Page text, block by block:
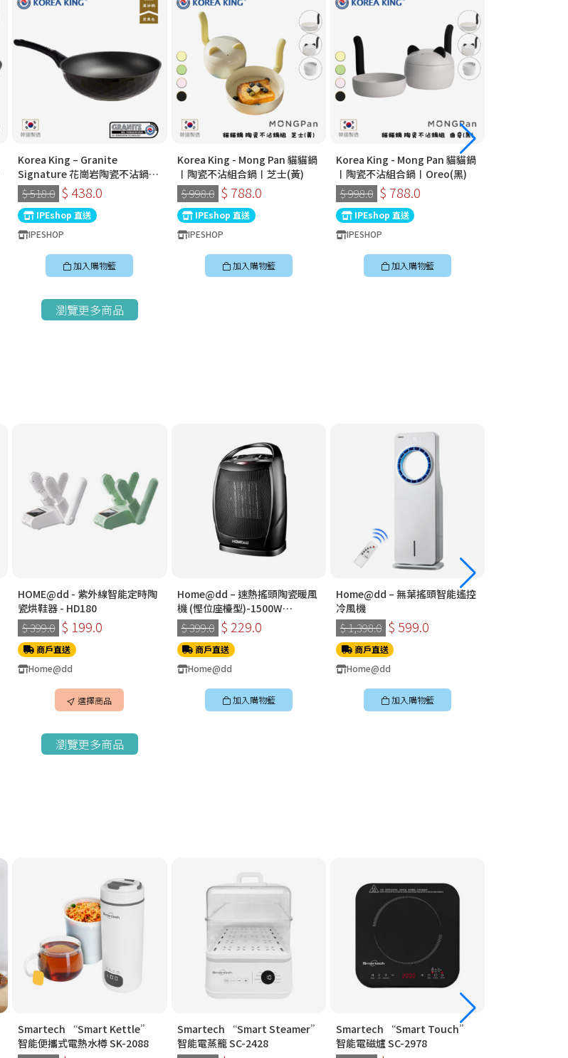
Korea King – Granite
Signature 花崗岩陶瓷不沾鍋〡
30cm深炒鍋 〡經典炭黑色〡韓
國製易潔鑊
$ 518.0 $ 438.0
IPEshop 直送
IPESHOP
加入購物籃
Korea King - Mong Pan 貓貓鍋
〡陶瓷不沾組合鍋〡芝士(黃)
$ 998.0 $ 788.0
IPEshop 直送
IPESHOP
加入購物籃
Korea King - Mong Pan 貓貓鍋
〡陶瓷不沾組合鍋〡Oreo(黑)
$ 998.0 $ 788.0
IPEshop 直送
IPESHOP
加入購物籃
瀏覽更多商品
HOME@dd - 紫外線智能定時陶
瓷烘鞋器 - HD180
$ 399.0 $ 199.0
商戶直送
Home@dd
選擇商品
Home@dd – 速熱搖頭陶瓷暖風
機 (慳位座檯型)-1500W
HH1500
$ 399.0 $ 229.0
商戶直送
Home@dd
加入購物籃
Home@dd – 無葉搖頭智能遙控
冷風機
$ 1,398.0 $ 599.0
商戶直送
Home@dd
加入購物籃
瀏覽更多商品
Smartech “Smart Kettle”
智能便攜式電熱水樽 SK-2088
Smartech “Smart Steamer”
智能電蒸籠 SC-2428
Smartech “Smart Touch”
智能電磁爐 SC-2978